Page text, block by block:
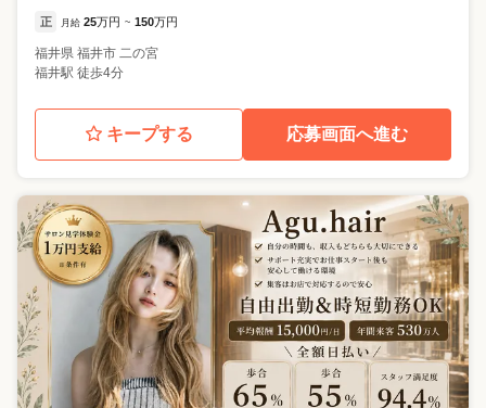
正 月給 25万円 ~ 150万円
福井県 福井市 二の宮
福井駅 徒歩4分
キープする 応募画面へ進む